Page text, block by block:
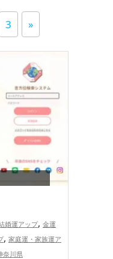
3 »
婚運アップ, 金運
, 家庭運・家族運ア
奈川県